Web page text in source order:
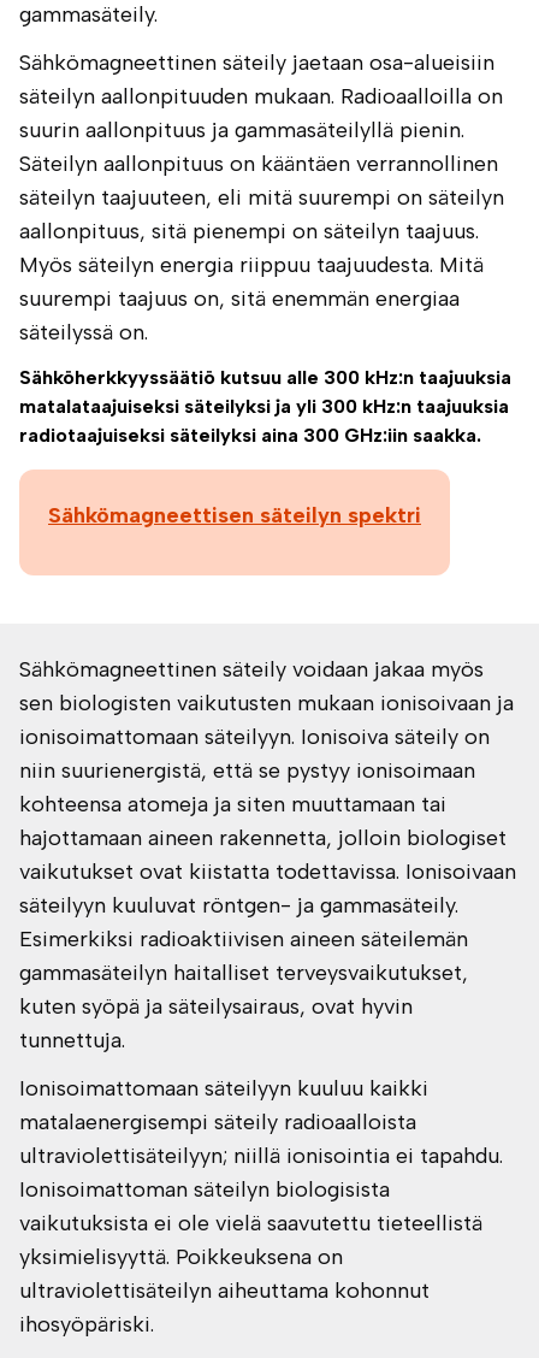
gammasäteily.
Sähkömagneettinen säteily jaetaan osa-alueisiin
säteilyn aallonpituuden mukaan. Radioaalloilla on
suurin aallonpituus ja gammasäteilyllä pienin.
Säteilyn aallonpituus on kääntäen verrannollinen
säteilyn taajuuteen, eli mitä suurempi on säteilyn
aallonpituus, sitä pienempi on säteilyn taajuus.
Myös säteilyn energia riippuu taajuudesta. Mitä
suurempi taajuus on, sitä enemmän energiaa
säteilyssä on.
Sähköherkkyyssäätiö kutsuu alle 300 kHz:n taajuuksia
matalataajuiseksi säteilyksi ja yli 300 kHz:n taajuuksia
radiotaajuiseksi säteilyksi aina 300 GHz:iin saakka.
Sähkömagneettisen säteilyn spektri
Sähkömagneettinen säteily voidaan jakaa myös
sen biologisten vaikutusten mukaan ionisoivaan ja
ionisoimattomaan säteilyyn. Ionisoiva säteily on
niin suurienergistä, että se pystyy ionisoimaan
kohteensa atomeja ja siten muuttamaan tai
hajottamaan aineen rakennetta, jolloin biologiset
vaikutukset ovat kiistatta todettavissa. Ionisoivaan
säteilyyn kuuluvat röntgen- ja gammasäteily.
Esimerkiksi radioaktiivisen aineen säteilemän
gammasäteilyn haitalliset terveysvaikutukset,
kuten syöpä ja säteilysairaus, ovat hyvin
tunnettuja.
Ionisoimattomaan säteilyyn kuuluu kaikki
matalaenergisempi säteily radioaalloista
ultraviolettisäteilyyn; niillä ionisointia ei tapahdu.
Ionisoimattoman säteilyn biologisista
vaikutuksista ei ole vielä saavutettu tieteellistä
yksimielisyyttä. Poikkeuksena on
ultraviolettisäteilyn aiheuttama kohonnut
ihosyöpäriski.